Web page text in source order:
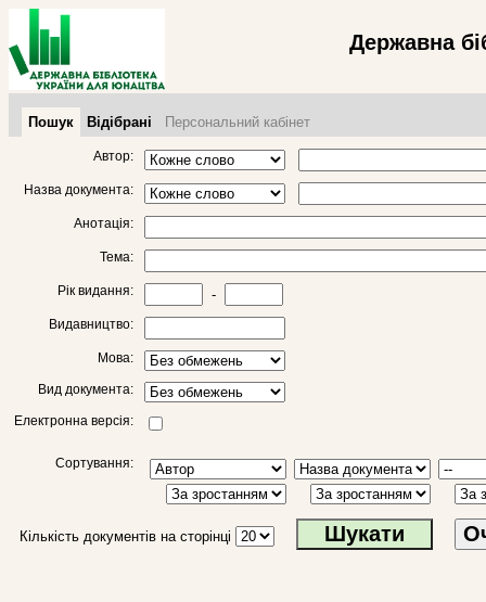
Державна
Пошук Відібрані Персональний кабінет
Автор:
Назва документа:
Анотація:
Тема:
Рік видання: -
Видавництво:
Мова:
Вид документа:
Електронна версія:
Сортування:
Кількість документів на сторінці